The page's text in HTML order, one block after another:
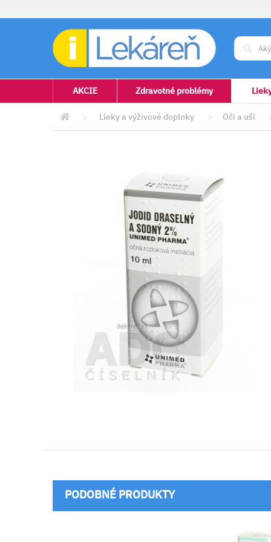
AKCIE Zdravotné problémy
> Lieky a výživové doplnky > Oči a uši
PODOBNÉ PRODUKTY